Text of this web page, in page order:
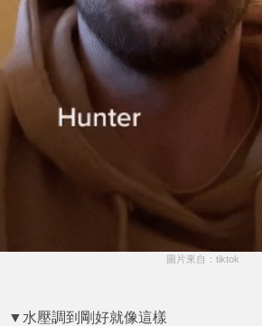
圖片來自：tiktok
▼水壓調到剛好就像這樣